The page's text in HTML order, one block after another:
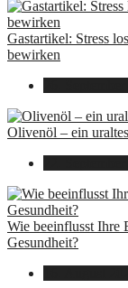
Gastartikel: Stress
bewirken
Olivenöl – ein
Wie beeinflusst Ihre
Gesundheit?